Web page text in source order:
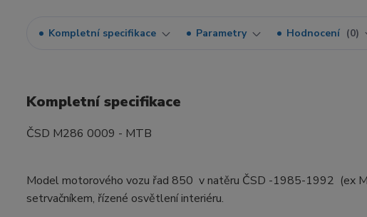
Kompletní specifikace Parametry Hodnocení 0
Kompletní specifikace
ČSD M286 0009 - MTB
Model motorového vozu řad 850 v natěru ČSD -1985-1992 (ex
setrvačníkem, řízené osvětlení interiéru.